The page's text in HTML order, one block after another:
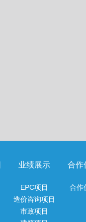
业绩展示
EPC项目
造价咨询项目
市政项目
合作
合作